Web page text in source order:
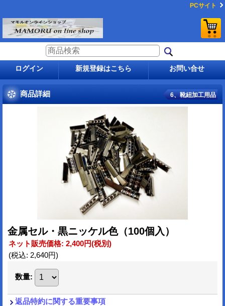
PCサイト
ログイン 新規登録はこちら お問い合せ
商品詳細 6、靴紐加工用品
金属セル・黒ニッケル色（100個入）
ネット販売価格: 2,400円(税別)
(税込: 2,640円)
数量:
返品特約に関する重要事項